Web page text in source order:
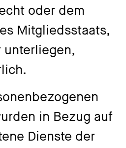
oder dem
Mitgliedsstaats,
unterliegen,
in Bezug auf
Dienste der